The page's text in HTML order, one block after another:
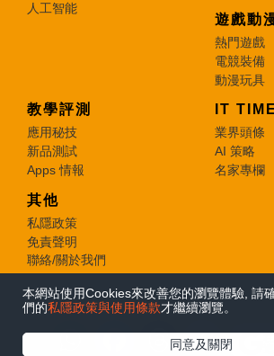
本網站使用Cookies來改善您的瀏覽體驗, 請
們的私隱政策與使用條款才繼續瀏覽。
同意及關閉
人工智能
遊戲動
熱門遊戲
電競裝備
動漫玩具
教學評測
應用秘技
新品測試
Apps 情報
IT
業界頭條
AI 策略
名家專欄
其他
私隱政策
免責聲明
聯絡/關於我們
© 2026 e-zone. All Rights Reserved.